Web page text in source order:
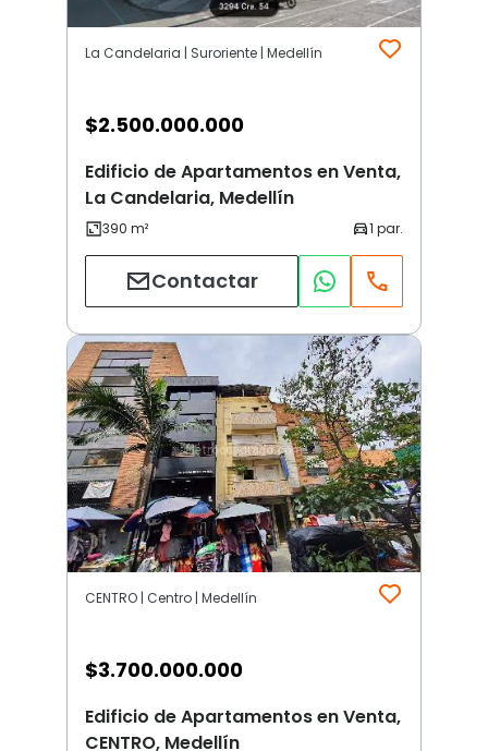
La Candelaria | Suroriente | Medellín
$2.500.000.000
Edificio de Apartamentos en Venta,
La Candelaria, Medellín
Contactar
CENTRO | Centro | Medellín
$3.700.000.000
Edificio de Apartamentos en Venta,
CENTRO, Medellín